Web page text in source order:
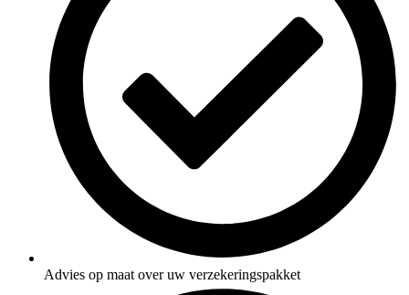
Advies op maat over uw verzekeringspakket